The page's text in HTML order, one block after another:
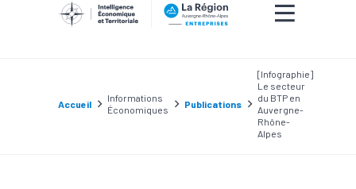
Accueil
Informations
Économiques
Publications
[Infographie]
Le secteur
du BTP en
Auvergne-
Rhône-
Alpes